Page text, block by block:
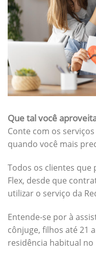
Que tal você
Conte com os
quando você mais
Todos os clientes que
Flex, desde que
utilizar o serviço da
Entende-se por à
cônjuge, filhos até 21
residência habitual no